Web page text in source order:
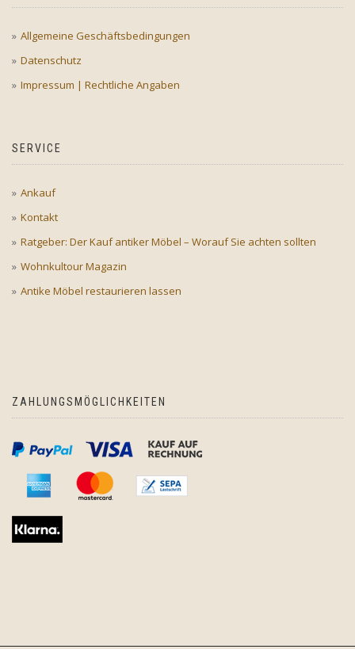
Allgemeine Geschäftsbedingungen
Datenschutz
Impressum | Rechtliche Angaben
SERVICE
Ankauf
Kontakt
Ratgeber: Der Kauf antiker Möbel – Worauf Sie achten sollten
Wohnkultour Magazin
Antike Möbel restaurieren lassen
ZAHLUNGSMÖGLICHKEITEN